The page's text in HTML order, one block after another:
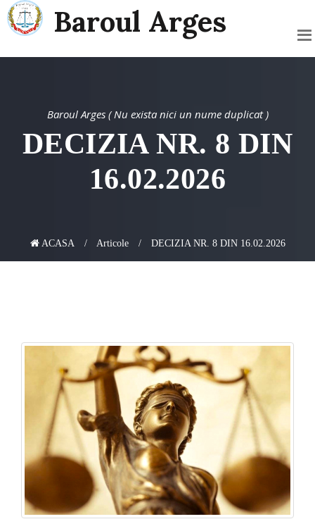
Baroul Arges
Baroul Arges ( Nu exista nici un nume duplicat )
DECIZIA NR. 8 DIN
16.02.2026
ACASA Articole DECIZIA NR. 8 DIN 16.02.2026